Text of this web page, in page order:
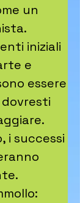
un
iniziali
e
essere
i successi